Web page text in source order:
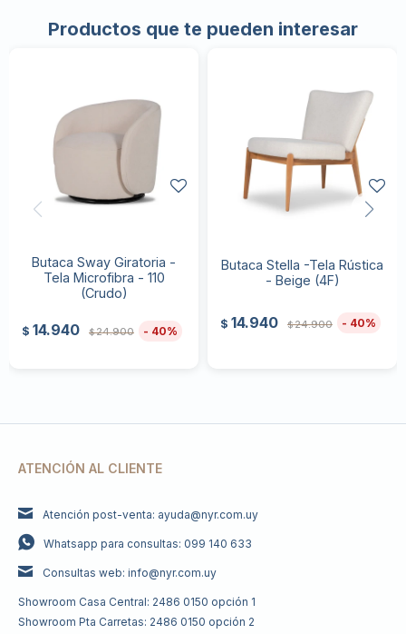
Productos que te pueden interesar
Butaca Sway Giratoria -
Tela Microfibra - 110
(Crudo)
$ 14.940 $24.900 40
Butaca Stella -Tela Rústica
- Beige (4F)
$ 14.940 $24.900 40
ATENCIÓN AL CLIENTE
Atención post-venta: ayuda@nyr.com.uy
Whatsapp para consultas: 099 140 633
Consultas web: info@nyr.com.uy
Showroom Casa Central: 2486 0150 opción 1
Showroom Pta Carretas: 2486 0150 opción 2